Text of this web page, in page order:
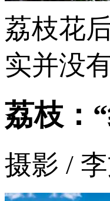
荔枝花
实并没
荔枝：
摄影 /